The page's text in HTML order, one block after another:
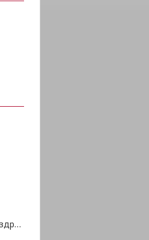
Психичното здраве е в основата на здравето изобщо